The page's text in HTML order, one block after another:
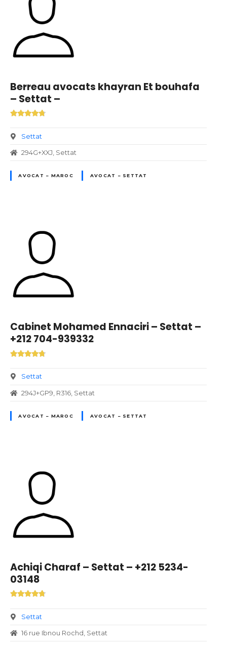
Berreau avocats khayran Et bouhafa
– Settat –
Settat
294G+XXJ, Settat
AVOCAT – MAROC AVOCAT – SETTAT
Cabinet Mohamed Ennaciri – Settat –
+212 704-939332
Settat
294J+GP9, R316, Settat
AVOCAT – MAROC AVOCAT – SETTAT
Achiqi Charaf – Settat – +212 5234-
03148
Settat
16 rue Ibnou Rochd, Settat